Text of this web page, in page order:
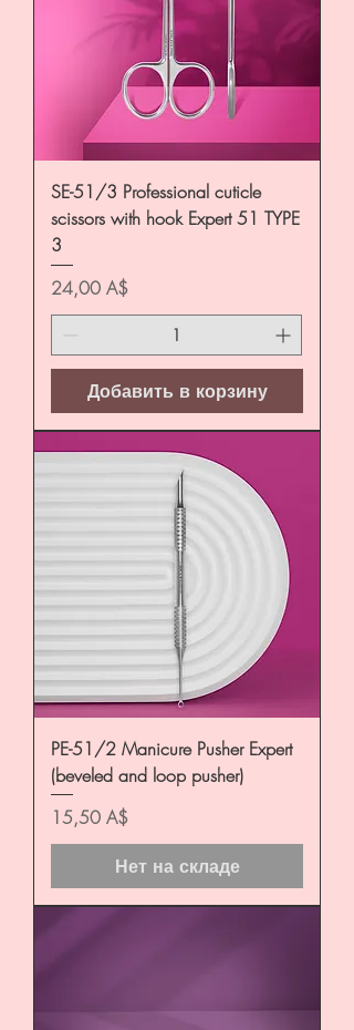
SE-51/3 Professional cuticle
scissors with hook Expert 51 TYPE
3
Цена
24,00 A$
Добавить в корзину
PE-51/2 Manicure Pusher Expert
(beveled and loop pusher)
Цена
15,50 A$
Нет на складе